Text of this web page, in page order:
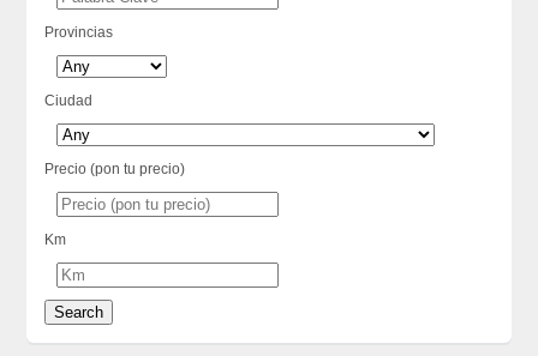
Provincias
Ciudad
Precio (pon tu precio)
Km